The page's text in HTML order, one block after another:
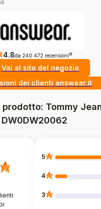
4.8da 240 472 recensioni ?
Vai al sito del negozio
dei clienti answear.it
prodotto: Tommy
DW0DW20062
5
4
3